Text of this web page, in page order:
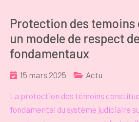
Protection des temoins
un modele de respect
fondamentaux
15 mars 2025 Actu
La protection des témoins
fondamental du système judiciaire